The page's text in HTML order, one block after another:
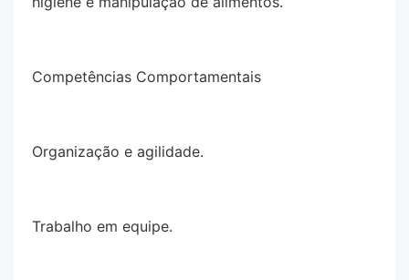
Competências Comportamentais
Organização e agilidade.
Trabalho em equipe.